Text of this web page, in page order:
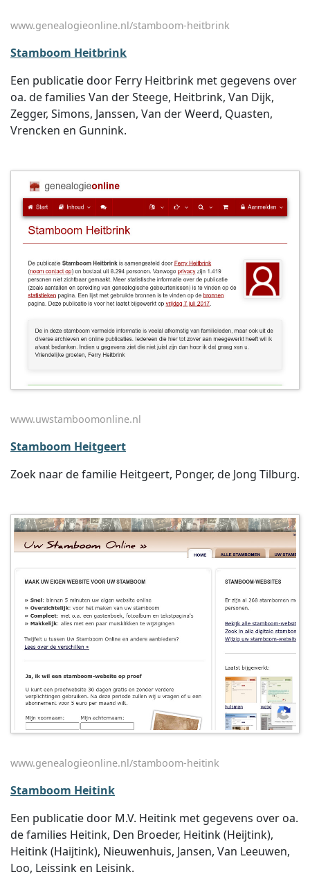
www.genealogieonline.nl/stamboom-heitbrink
Stamboom Heitbrink
Een publicatie door Ferry Heitbrink met gegevens over
oa. de families Van der Steege, Heitbrink, Van Dijk,
Zegger, Simons, Janssen, Van der Weerd, Quasten,
Vrencken en Gunnink.
www.uwstamboomonline.nl
Stamboom Heitgeert
Zoek naar de familie Heitgeert, Ponger, de Jong Tilburg.
www.genealogieonline.nl/stamboom-heitink
Stamboom Heitink
Een publicatie door M.V. Heitink met gegevens over oa.
de families Heitink, Den Broeder, Heitink (Heijtink),
Heitink (Haijtink), Nieuwenhuis, Jansen, Van Leeuwen,
Loo, Leissink en Leisink.